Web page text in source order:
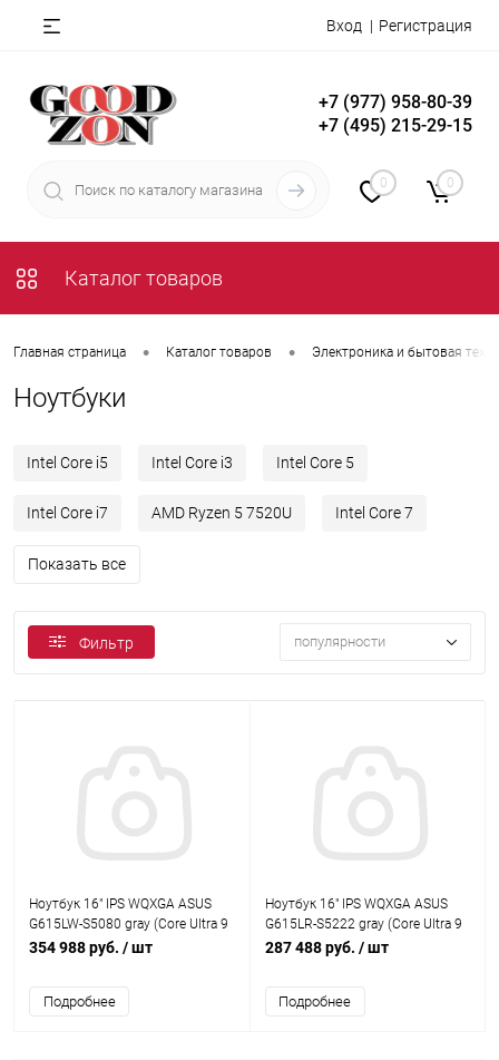
Вход Регистрация
+7 (977) 958-80-39
+7 (495) 215-29-15
0 0
Каталог товаров
Главная страница • Каталог товаров • Электроника и бытовая
Ноутбуки
Intel Core i5 Intel Core i3 Intel Core 5
Intel Core i7 AMD Ryzen 5 7520U Intel Core 7
Показать все
Фильтр популярности
Ноутбук 16" IPS WQXGA ASUS
G615LW-S5080 gray (Core Ultra 9
275HX/32Gb/1Tb SSD/5080
M00330)
354 988 руб. / шт
Подробнее
Ноутбук 16" IPS WQXGA ASUS
G615LR-S5222 gray (Core Ultra 9
275HX/32Gb/1Tb SSD/5070 Ti
M009A0)
287 488 руб. / шт
Подробнее